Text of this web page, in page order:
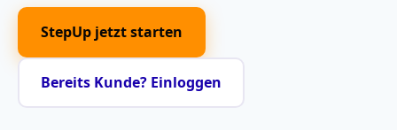
StepUp jetzt starten
Bereits Kunde? Einloggen